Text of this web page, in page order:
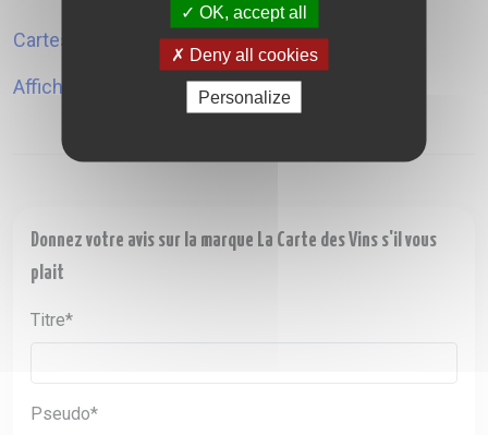
Cartes viticoles
Affiches
Donnez votre avis sur la marque La Carte des Vins s'il vous
plait
Titre*
Pseudo*
OK, accept all
Deny all cookies
Personalize